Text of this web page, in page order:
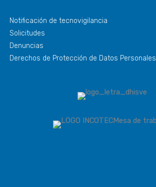
Notificación de tecnovigilancia
Solicitudes
Denuncias
Derechos de Protección de Datos Personales